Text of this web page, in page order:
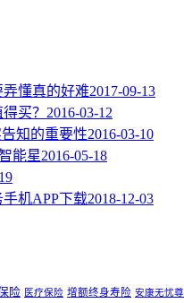
懂真的好难2017-09-13
买？ 2016-03-12
知的重要性2016-03-10
能星2016-05-18
机APP下载2018-12-03
险 医疗保险 增额终身寿险 安康无忧